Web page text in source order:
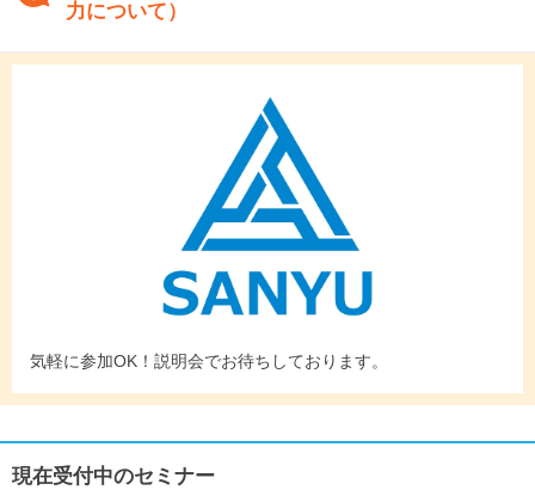
力について）
気軽に参加OK！説明会でお待ちしております。
現在受付中のセミナー